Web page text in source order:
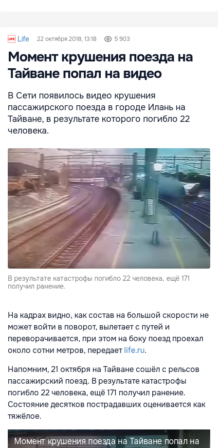
Life 22 октября 2018, 13:18 5 903
Момент крушения поезда на
Тайване попал на видео
В Сети появилось видео крушения
пассажирского поезда в городе Илань на
Тайване, в результате которого погибло 22
человека.
В результате катастрофы погибло 22 человека, ещё 171
получил ранение.
На кадрах видно, как состав на большой скорости не
может войти в поворот, вылетает с путей и
переворачивается, при этом на боку поезд проехал
около сотни метров, передаетlife.ru.
Напомним, 21 октября на Тайване сошёл с рельсов
пассажирский поезд. В результате катастрофы
погибло 22 человека, ещё 171 получил ранение.
Состояние десятков пострадавших оценивается как
тяжёлое.